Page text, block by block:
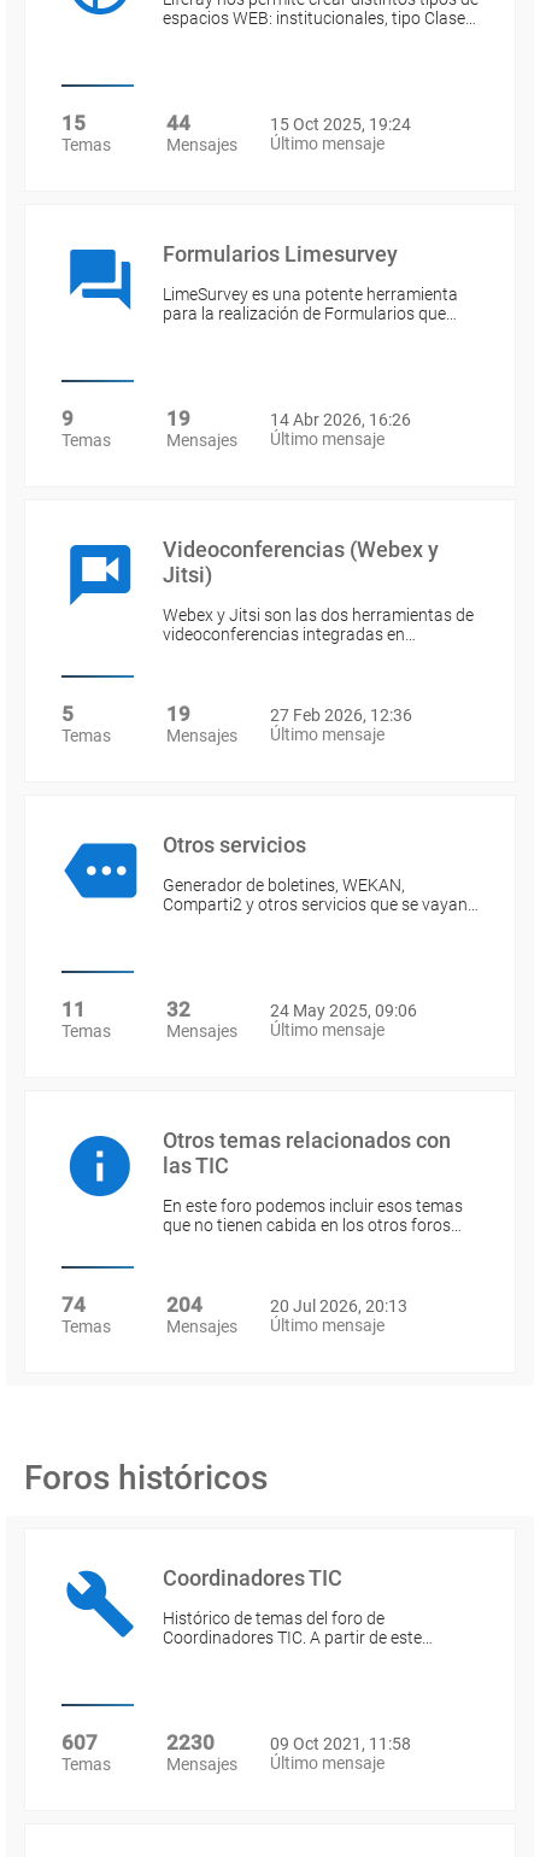
espacios WEB: institucionales, tipo Clase…
15
Temas
44
Mensajes
15 Oct 2025, 19:24
Último mensaje
Formularios Limesurvey
LimeSurvey es una potente herramienta
para la realización de Formularios que…
9
Temas
19
Mensajes
14 Abr 2026, 16:26
Último mensaje
Videoconferencias (Webex y
Jitsi)
Webex y Jitsi son las dos herramientas de
videoconferencias integradas en…
5
Temas
19
Mensajes
27 Feb 2026, 12:36
Último mensaje
Otros servicios
Generador de boletines, WEKAN,
Comparti2 y otros servicios que se vayan…
11
Temas
32
Mensajes
24 May 2025, 09:06
Último mensaje
Otros temas relacionados con
las TIC
En este foro podemos incluir esos temas
que no tienen cabida en los otros foros…
74
Temas
204
Mensajes
20 Jul 2026, 20:13
Último mensaje
Foros históricos
Coordinadores TIC
Histórico de temas del foro de
Coordinadores TIC. A partir de este…
607
Temas
2230
Mensajes
09 Oct 2021, 11:58
Último mensaje